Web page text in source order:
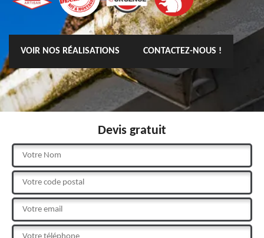
VOIR NOS RÉALISATIONS CONTACTEZ-NOUS !
Devis gratuit